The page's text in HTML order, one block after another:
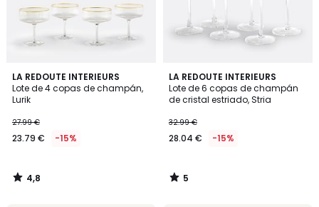
LA REDOUTE INTERIEURS
Lote de 4 copas de champán,
Lurik
27.99 €
23.79 € -15%
4,8
/ 5
4,8
/
LA REDOUTE INTERIEURS
Lote de 6 copas de champán
de cristal estriado, Stria
32.99 €
28.04 € -15%
5
/
5
5
/